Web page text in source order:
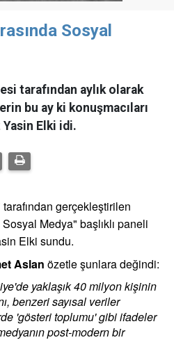
Sosyal
tarafından aylık olarak
bu ay ki konuşmacıları
Elki idi.
gerçekleştirilen
Medya" başlıklı paneli
Elki sundu.
Aslan özetle şunlara değindi:
yaklaşık 40 milyon kişinin
benzeri sayısal veriler
'gösteri toplumu' gibi ifadeler
post-modern bir